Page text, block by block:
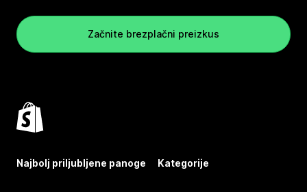
Začnite brezplačni preizkus
Najbolj priljubljene panoge Kategorije